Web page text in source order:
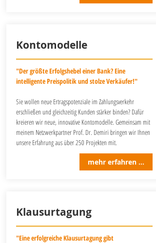
Kontomodelle
"Der größte Erfolgshebel einer Bank? Eine
intelligente Preispolitik und stolze Verkäufer!"
Sie wollen neue Ertragspotenziale im Zahlungsverkehr
erschließen und gleichzeitig Kunden stärker binden? Dafür
kreieren wir neue, innovative Kontomodelle. Gemeinsam mit
meinem Netzwerkpartner Prof. Dr. Demiri bringen wir Ihnen
unsere Erfahrung aus über 250 Projekten mit.
mehr erfahren ...
Klausurtagung
"Eine erfolgreiche Klausurtagung gibt